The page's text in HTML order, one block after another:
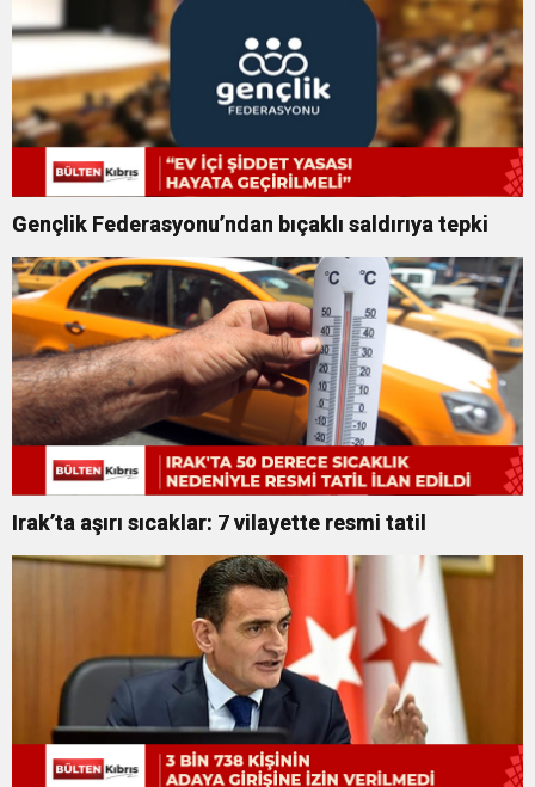
Gençlik Federasyonu’ndan bıçaklı saldırıya tepki
Irak’ta aşırı sıcaklar: 7 vilayette resmi tatil